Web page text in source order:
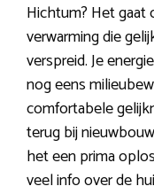
Hichtum? Het gaat
verwarming die
verspreid. Je
nog eens
comfortabele
terug bij
het een prima
veel info over de